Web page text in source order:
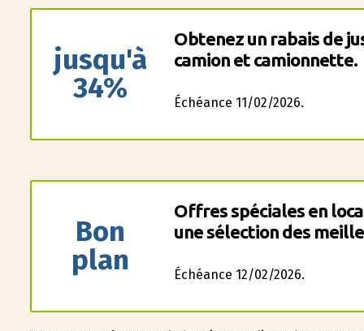
jusqu'à
34%
Obtenez un rabais de
camion et camionnette.
Échéance 11/02/2026.
Bon
plan
Offres spéciales en
une sélection des
Échéance 12/02/2026.